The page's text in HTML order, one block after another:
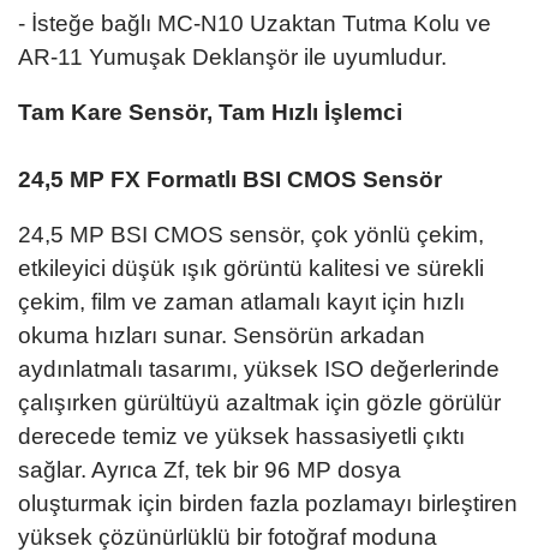
- İsteğe bağlı MC-N10 Uzaktan Tutma Kolu ve
AR-11 Yumuşak Deklanşör ile uyumludur.
Tam Kare Sensör, Tam Hızlı İşlemci
24,5 MP FX Formatlı BSI CMOS Sensör
24,5 MP BSI CMOS sensör, çok yönlü çekim,
etkileyici düşük ışık görüntü kalitesi ve sürekli
çekim, film ve zaman atlamalı kayıt için hızlı
okuma hızları sunar. Sensörün arkadan
aydınlatmalı tasarımı, yüksek ISO değerlerinde
çalışırken gürültüyü azaltmak için gözle görülür
derecede temiz ve yüksek hassasiyetli çıktı
sağlar. Ayrıca Zf, tek bir 96 MP dosya
oluşturmak için birden fazla pozlamayı birleştiren
yüksek çözünürlüklü bir fotoğraf moduna